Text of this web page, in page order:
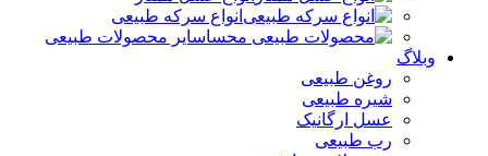
انواع سرکه طبیعی
سایر محصولات طبیعی
وبلاگ
روغن طبیعی
شیره طبیعی
عسل ارگانیک
رب طبیعی